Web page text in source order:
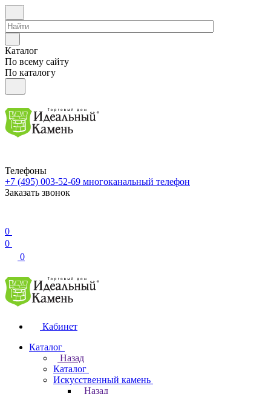
Каталог
По всему сайту
По каталогу
Телефоны
+7 (495) 003-52-69 многоканальный телефон
Заказать звонок
0
0
0
Кабинет
Каталог
Назад
Каталог
Искусственный камень
Назад